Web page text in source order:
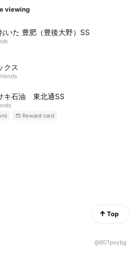
viewing
いた 豊肥（豊後大野）SS
クス
キ石油 東北通SS
Reward card
Top
@601pxybg